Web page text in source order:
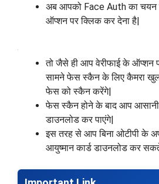
अब आपको Face Auth का चयन
ऑप्शन पर क्लिक कर देना है|
तो जैसे ही आप वेरीफाई के
सामने फेस स्कैन के लिए कैमरा
फेस को स्कैन करेंगे|
फेस स्कैन होने के बाद आप आसानी
डाउनलोड कर पाएंगे|
इस तरह से आप बिना ओटीपी के
आयुष्मान कार्ड डाउनलोड कर